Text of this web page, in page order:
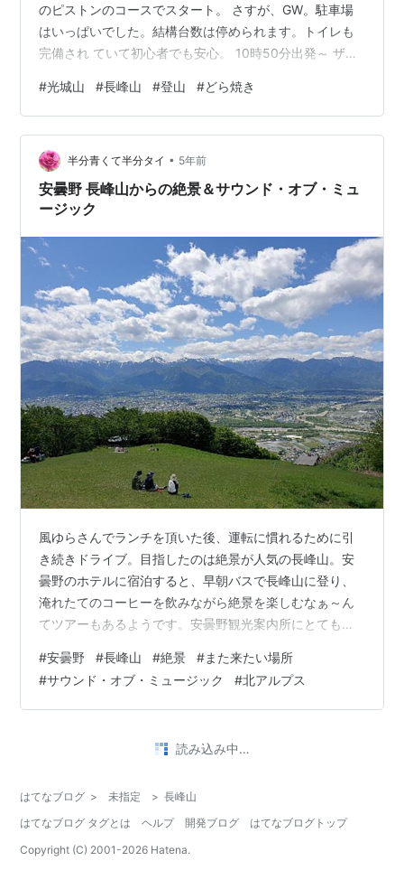
のピストンのコースでスタート。 さすが、GW。駐車場
はいっぱいでした。結構台数は停められます。トイレも
完備され ていて初心者でも安心。 10時50分出発～ ザ里
しまいましたが、桜を楽しみながら登山できるんです
ね。 さくっと光城山山頂に到着。水分補給だけしてここ
から鳥帽子峰～長峰山まで縦走します。 舗装をしばらく
歩く。 鳥帽子峰 長峰山山頂近く 気持ちの良い登山道。
12時、長峰山到着～北アルプス、安曇野一帯を一望でき
る絶景♪ 展望台に登る…
#光城山 #長峰山 #登山 #どら焼き
半分青くて半分タイ • 5年前
安曇野 長峰山からの絶景＆サウンド・オブ・ミュ
ージック
風ゆらさんでランチを頂いた後、運転に慣れるために引
き続きドライブ。目指したのは絶景が人気の長峰山。安
曇野のホテルに宿泊すると、早朝バスで長峰山に登り、
淹れたてのコーヒーを飲みながら絶景を楽しむなぁ～ん
てツアーもあるようです。安曇野観光案内所にとてもそ
もその絶景を早朝の澄んだ空気の中で、コーヒーを飲み
ながら・・想像しただけで心が躍ります。次回はぜひ早
朝の長峰山にも登ってみたいです。 さて、軽い気持ちで
った道、狭い道で必死のドライブ、私のような山道初心
#安曇野 #長峰山 #絶景 #また来たい場所
#サウンド・オブ・ミュージック #北アルプス
読み込み中…
はてなブログ > 未指定 > 長峰山
はてなブログ タグとは
ヘルプ 開発ブログ
はてなブログトップ
Copyright (C) 2001-2026 Hatena.